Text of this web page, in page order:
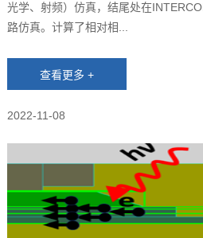
光学、射频）仿真，结尾处在
路仿真。计算了相对相...
2022-11-08